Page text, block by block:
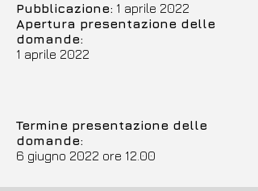
Pubblicazione: 1 aprile 2022
Apertura presentazione delle
domande:
1 aprile 2022
Termine presentazione delle
domande:
6 giugno 2022 ore 12.00